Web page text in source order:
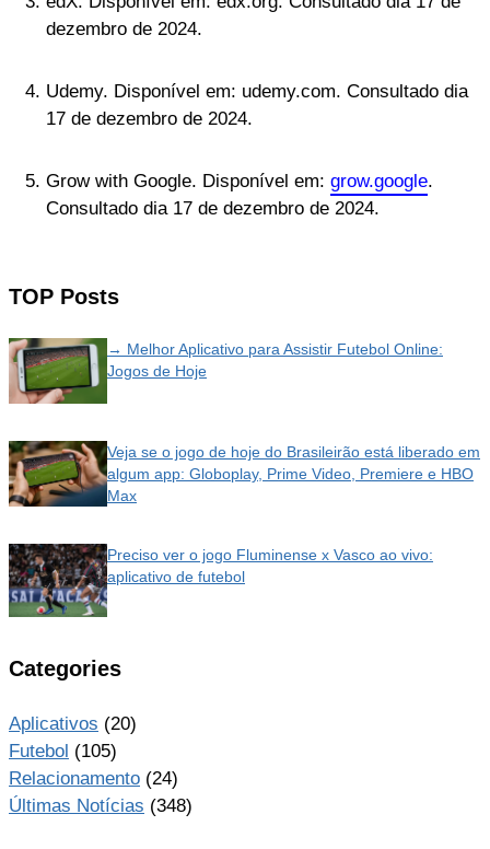
dezembro de 2024.
Udemy. Disponível em: udemy.com. Consultado dia
17 de dezembro de 2024.
Grow with Google. Disponível em: grow.google.
Consultado dia 17 de dezembro de 2024.
TOP Posts
→ Melhor Aplicativo para Assistir Futebol Online:
Jogos de Hoje
Veja se o jogo de hoje do Brasileirão está liberado em
algum app: Globoplay, Prime Video, Premiere e HBO
Max
Preciso ver o jogo Fluminense x Vasco ao vivo:
aplicativo de futebol
Categories
Aplicativos (20)
Futebol (105)
Relacionamento (24)
Últimas Notícias (348)